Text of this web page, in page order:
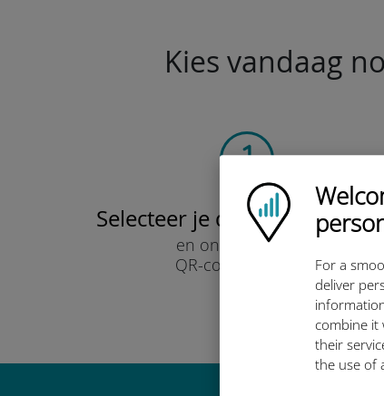
Ubigi logo
For a
deliver
combine it
their
the use of
Kies vandaag
Selecteer je data-
en ontvang het per
QR-code via e-mail.